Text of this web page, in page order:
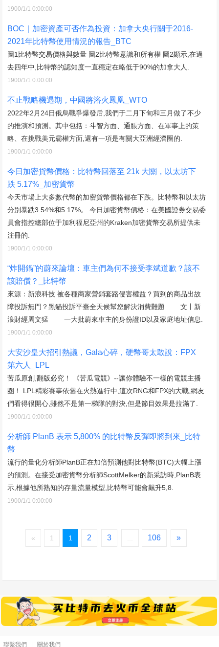
1900/1/1 0:00:00
BOC｜加密資產可否作為投資：加拿大央行關于2016-
2021年比特幣使用情況的報告_BTC
圖1比特幣交易價格與數量 圖2比特幣意識和所有權 圖2顯示,在過
去四年中,比特幣的認知度一直穩定在略低于90%的加拿大人.
1900/1/1 0:00:00
不止戰略機遇期，中國將浴火鳳凰_WTO
2022年2月24日俄烏戰爭爆發后,我們于二月下旬和三月做了不少
的推演和預測。其中包括：斗智方面、通脹方面、在軍事上的策
略、在挑戰美元霸權方面,還有一項是有關大亞洲經濟圈的.
1900/1/1 0:00:00
今日加密貨幣價格：比特幣回落至 21k 大關，以太坊下
跌 5.17%_加密貨幣
今天市場上大多數代幣的加密貨幣價格都在下跌。比特幣和以太坊
分別暴跌3.54%和5.17%。 今日加密貨幣價格：在美國證券交易委
員會指控總部位于加利福尼亞州的Kraken加密貨幣交易所提供未
注冊的.
1900/1/1 0:00:00
“炸開鍋”的蔚來論壇：車主們為何不接受李斌道歉？該不
該賠償？_比特幣
來源：新浪科技 被各種商家營銷套路侵害權益？買到的商品出故
障投訴無門？黑貓投訴平臺全天候幫您解決消費難題 文丨新
浪財經周文猛 一大批蔚來車主的身份證ID以及家庭地址信息.
1900/1/1 0:00:00
大安沙皇大招引熱議，Gala心碎，硬幣哥太敢說：FPX
第六人_LPL
苦瓜原創,翻版必究！ 《苦瓜電競》--讓你體驗不一樣的電競主播
圈！ LPL精彩賽事依舊在火熱進行中,這次RNG和FPX的大戰,網友
們看得很開心,雖然不是第一梯隊的對決,但是節目效果是拉滿了.
1900/1/1 0:00:00
分析師 PlanB 表示 5,800% 的比特幣反彈即將到來_比特
幣
流行的量化分析師PlanB正在加倍預測他對比特幣(BTC)大幅上漲
的預測。在接受加密貨幣分析師ScottMelker的新采訪時,PlanB表
示,根據他所熟知的存量流量模型,比特幣可能會飆升5,8.
1900/1/1 0:00:00
« 1 1 2 3 106 »
聯繫我們 關於我們